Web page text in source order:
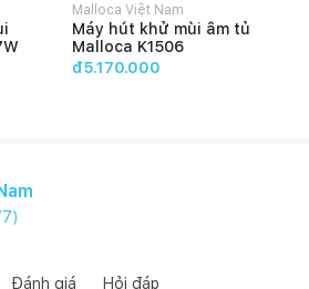
Malloca Việt Nam
Máy hút khử mùi âm tủ
Malloca K1506
đ5.170.000
)
Đánh giá Hỏi đáp